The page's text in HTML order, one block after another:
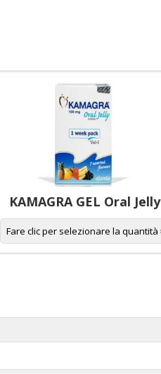
KAMAGRA GEL Oral Jelly